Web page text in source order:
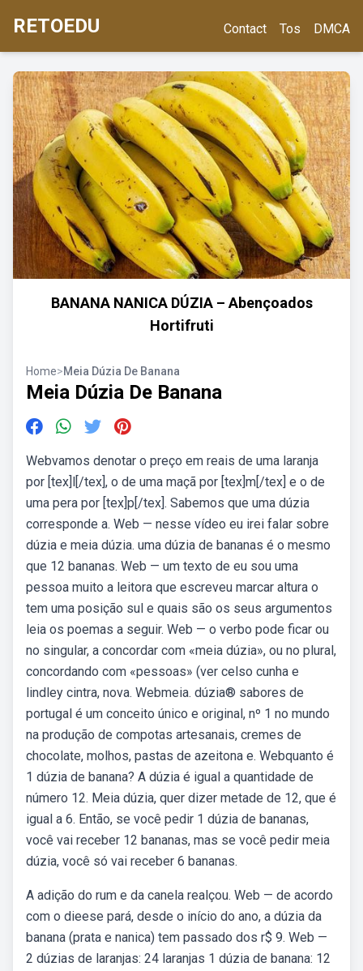
RETOEDU Contact Tos DMCA
BANANA NANICA DÚZIA – Abençoados
Hortifruti
Home>Meia Dúzia De Banana
Meia Dúzia De Banana
Webvamos denotar o preço em reais de uma laranja
por [tex]l[/tex], o de uma maçã por [tex]m[/tex] e o de
uma pera por [tex]p[/tex]. Sabemos que uma dúzia
corresponde a. Web — nesse vídeo eu irei falar sobre
dúzia e meia dúzia. uma dúzia de bananas é o mesmo
que 12 bananas. Web — um texto de eu sou uma
pessoa muito a leitora que escreveu marcar altura o
tem uma posição sul e quais são os seus argumentos
leia os poemas a seguir. Web — o verbo pode ficar ou
no singular, a concordar com «meia dúzia», ou no plural,
concordando com «pessoas» (ver celso cunha e
lindley cintra, nova. Webmeia. dúzia® sabores de
portugal é um conceito único e original, nº 1 no mundo
na produção de compotas artesanais, cremes de
chocolate, molhos, pastas de azeitona e. Webquanto é
1 dúzia de banana? A dúzia é igual a quantidade de
número 12. Meia dúzia, quer dizer metade de 12, que é
igual a 6. Então, se você pedir 1 dúzia de bananas,
você vai receber 12 bananas, mas se você pedir meia
dúzia, você só vai receber 6 bananas.
A adição do rum e da canela realçou. Web — de acordo
com o dieese pará, desde o início do ano, a dúzia da
banana (prata e nanica) tem passado dos r$ 9. Web —
2 dúzias de laranjas: 24 laranjas 1 dúzia de banana: 12